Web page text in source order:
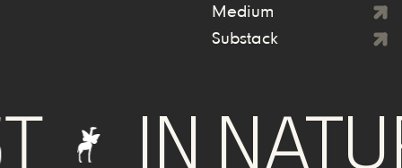
Medium
Substack
IN NATURE